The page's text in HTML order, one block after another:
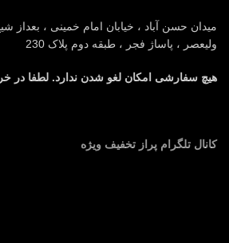
میدان حسن آباد ، خیابان امام خمینی ، بعداز
ولیعصر ، پاساژ فجر ، طبقه دوم پلاک 230
هیچ سفارشی امکان لغو شدن ندارد. لطفا در
کانال تلگرام پراز تخفیف ویژه